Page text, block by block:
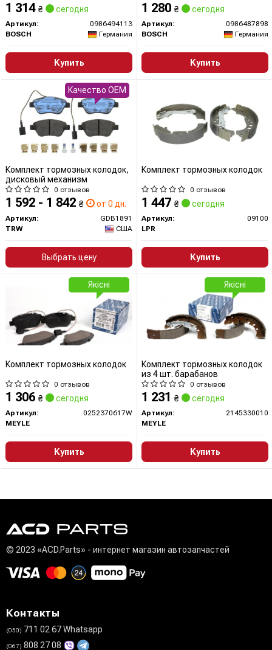
1 314 ₴ сегодня
Артикул:
0986494113
BOSCH
Германия
Купить
1 280 ₴ сегодня
Артикул:
0986487898
BOSCH
Германия
Купить
Комплект тормозных колодок,
дисковый механизм
0 отзывов
1 592 - 1 842 ₴ от 0 дн.
Артикул:
GDB1891
TRW
США
Выбрать цену
Качество OEM
Комплект тормозных колодок
0 отзывов
1 447 ₴ сегодня
Артикул:
09100
LPR
Купить
Комплект тормозных колодок
0 отзывов
1 306 ₴ сегодня
Артикул:
0252370617W
MEYLE
Купить
Якісні
Комплект тормозных колодок
из 4 шт. барабанов
0 отзывов
1 231 ₴ сегодня
Артикул:
2145330010
MEYLE
Купить
Якісні
© 2023 «ACD.Parts» - интернет магазин автозапчастей
Контакты
(050) 711 02 67 Whatsapp
(067) 808 27 08